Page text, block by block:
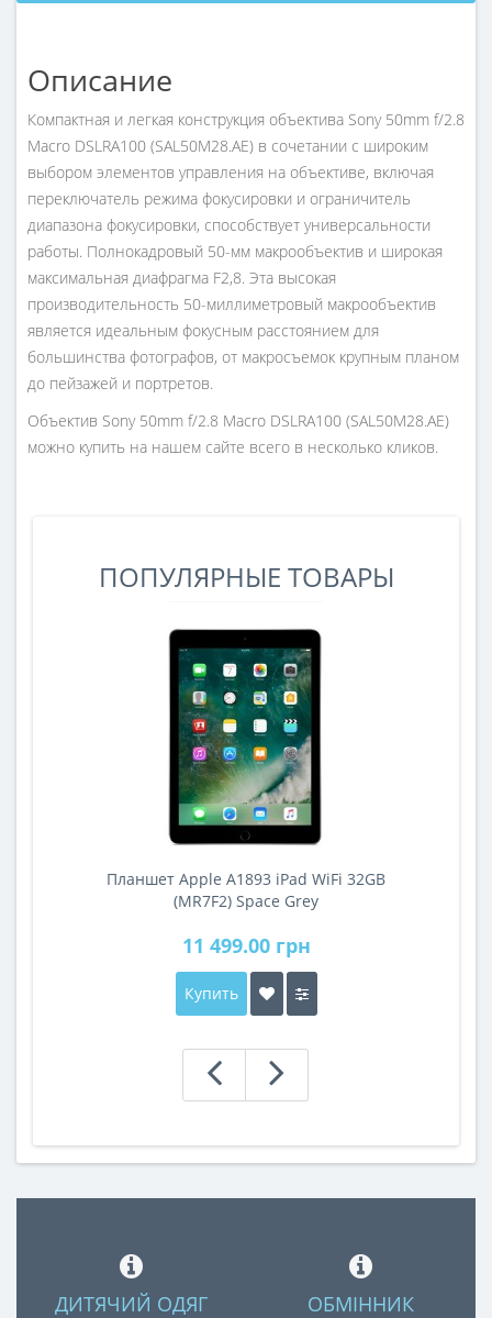
Описание
Компактная и легкая конструкция объектива Sony 50mm f/2.8
Macro DSLRA100 (SAL50M28.AE) в сочетании с широким
выбором элементов управления на объективе, включая
переключатель режима фокусировки и ограничитель
диапазона фокусировки, способствует универсальности
работы. Полнокадровый 50-мм макрообъектив и широкая
максимальная диафрагма F2,8. Эта высокая
производительность 50-миллиметровый макрообъектив
является идеальным фокусным расстоянием для
большинства фотографов, от макросъемок крупным планом
до пейзажей и портретов.
Объектив Sony 50mm f/2.8 Macro DSLRA100 (SAL50M28.AE)
можно купить на нашем сайте всего в несколько кликов.
ПОПУЛЯРНЫЕ ТОВАРЫ
Планшет Apple A1893 iPad WiFi 32GB
(MR7F2) Space Grey
11 499.00 грн
Купить
ДИТЯЧИЙ ОДЯГ ОБМІННИК